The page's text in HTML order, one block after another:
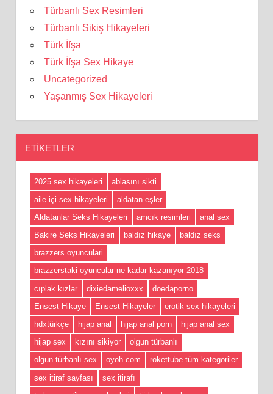
Türbanlı Sex Resimleri
Türbanlı Sikiş Hikayeleri
Türk İfşa
Türk İfşa Sex Hikaye
Uncategorized
Yaşanmış Sex Hikayeleri
ETIKETLER
2025 sex hikayeleri
ablasını sikti
aile içi sex hikayeleri
aldatan eşler
Aldatanlar Seks Hikayeleri
amcık resimleri
anal sex
Bakire Seks Hikayeleri
baldız hikaye
baldız seks
brazzers oyunculari
brazzerstaki oyuncular ne kadar kazanıyor 2018
cıplak kızlar
dixiedamelioxxx
doedaporno
Ensest Hikaye
Ensest Hikayeler
erotik sex hikayeleri
hdxtürkçe
hijap anal hijap anal porn
hijap anal sex
hijap sex
kızını sikiyor
olgun türbanlı
olgun türbanlı sex
oyoh com
rokettube tüm kategoriler
sex itiraf sayfası
sex itirafı